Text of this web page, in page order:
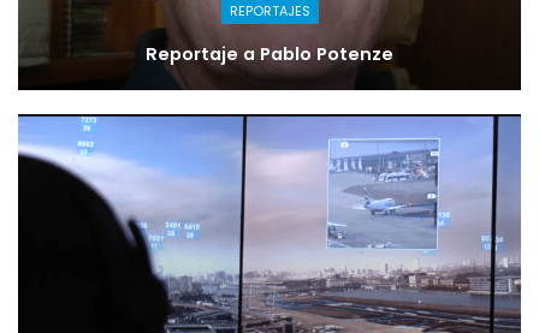
REPORTAJES
Reportaje a Pablo Potenze